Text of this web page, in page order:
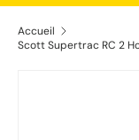
Accueil
Scott Supertrac RC 2